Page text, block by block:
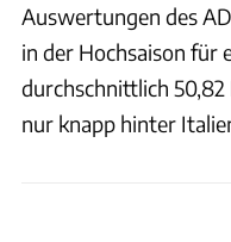
Auswertungen des
in der Hochsaison für
durchschnittlich
nur knapp hinter